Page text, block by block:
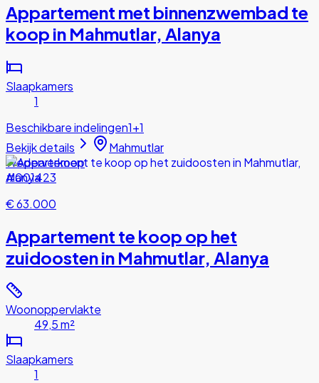
Appartement met binnenzwembad te
koop in Mahmutlar, Alanya
Slaapkamers
1
Beschikbare indelingen1+1
Bekijk details
Mahmutlar
Wederverkoop
#001423
€ 63.000
Appartement te koop op het
zuidoosten in Mahmutlar, Alanya
Woonoppervlakte
49,5 m²
Slaapkamers
1